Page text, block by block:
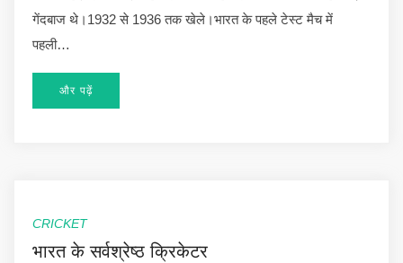
गेंदबाज थे।1932 से 1936 तक खेले।भारत के पहले टेस्ट मैच में
पहली…
और पढ़ें
CRICKET
भारत के सर्वश्रेष्ठ क्रिकेटर